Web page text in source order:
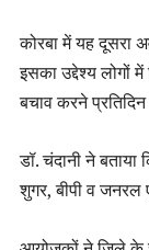
कोरबा में यह दूसरा
इसका उद्देश्य लोगों
बचाव करने
डॉ. चंदानी ने
शुगर, बीपी व जनरल